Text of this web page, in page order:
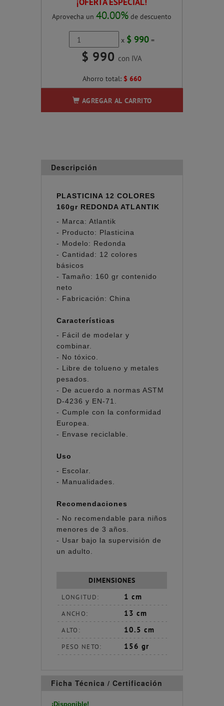
¡OFERTA ESPECIAL!
Aprovecha un40.00% de descuento
x $ 990 =
$ 990 con IVA
Ahorro total: $ 660
AGREGAR AL CARRITO
Descripción
PLASTICINA 12 COLORES
160gr REDONDA ATLANTIK
- Marca: Atlantik
- Producto: Plasticina
- Modelo: Redonda
- Cantidad: 12 colores
básicos
- Tamaño: 160 gr contenido
neto
- Fabricación: China
Características
- Fácil de modelar y
combinar.
- No tóxico.
- Libre de tolueno y metales
pesados.
- De acuerdo a normas ASTM
D-4236 y EN-71.
- Cumple con la conformidad
Europea.
- Envase reciclable.
Uso
- Escolar.
- Manualidades.
Recomendaciones
- No recomendable para niños
menores de 3 años.
- Usar bajo la supervisión de
un adulto.
DIMENSIONES
LONGITUD: 1 cm
ANCHO: 13 cm
ALTO: 10.5 cm
PESO NETO: 156 gr
Ficha Técnica / Certificación